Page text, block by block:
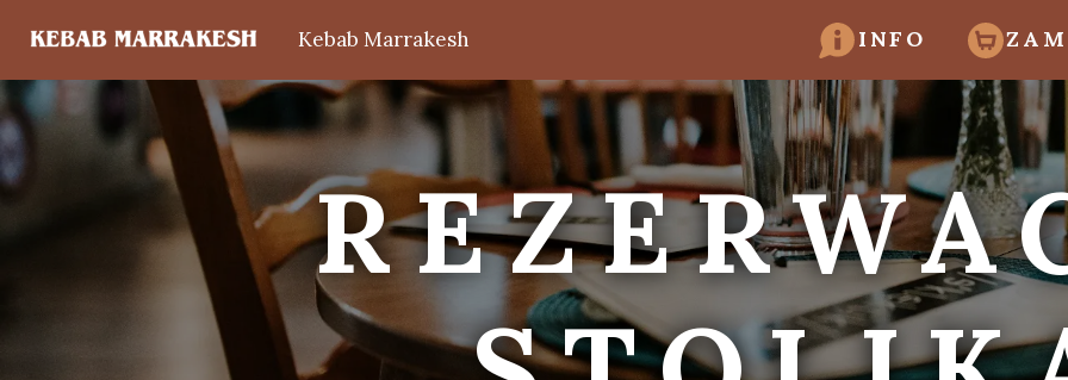
Kebab Marrakesh INFO